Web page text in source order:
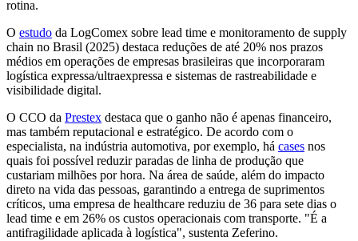
rotina.
O estudo da LogComex sobre lead time e monitoramento de supply
chain no Brasil (2025) destaca reduções de até 20% nos prazos
médios em operações de empresas brasileiras que incorporaram
logística expressa/ultraexpressa e sistemas de rastreabilidade e
visibilidade digital.
O CCO da Prestex destaca que o ganho não é apenas financeiro,
mas também reputacional e estratégico. De acordo com o
especialista, na indústria automotiva, por exemplo, há cases nos
quais foi possível reduzir paradas de linha de produção que
custariam milhões por hora. Na área de saúde, além do impacto
direto na vida das pessoas, garantindo a entrega de suprimentos
críticos, uma empresa de healthcare reduziu de 36 para sete dias o
lead time e em 26% os custos operacionais com transporte. "É a
antifragilidade aplicada à logística", sustenta Zeferino.